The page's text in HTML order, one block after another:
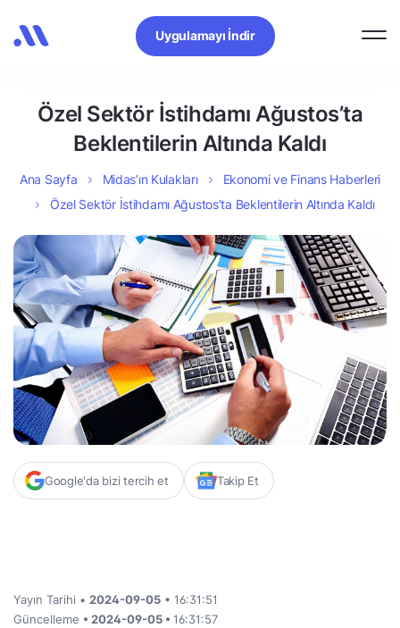
Uygulamayı İndir
Özel Sektör İstihdamı Ağustos’ta
Beklentilerin Altında Kaldı
Ana Sayfa Midas’ın Kulakları
Ekonomi ve Finans Haberleri
Özel Sektör İstihdamı Ağustos’ta Beklentilerin Altında Kaldı
Google'da bizi tercih et Takip Et
Yayın Tarihi • 2024-09-05 • 16:31:51
Güncelleme • 2024-09-05 • 16:31:57